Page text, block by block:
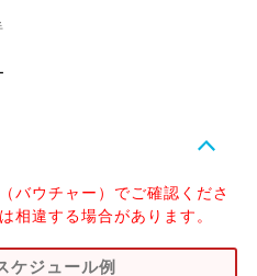
バウチャー）でご確認くださ
相違する場合があります。
ケジュール例